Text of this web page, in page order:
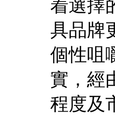
着選擇
具品牌
個性咀
實，經
程度及